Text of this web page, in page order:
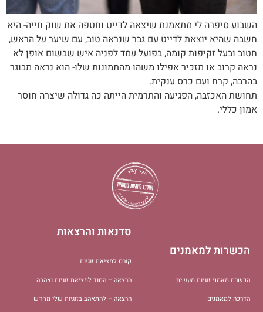
השבוע סיפרה לי מתאמנת שיצאה לדייט וחטפה את שוק חייה- היא
חשבה שהיא יוצאת לדייט עם גבר שנראה טוב, עם שיער על הראש,
חטוב ובעל זקיפות קומה, בפועל עמד לפניה איש שבשום אופן לא
נראה קרוב או מזכיר אפילו משהו מהתמונות שלו- הוא נראה מבוגר
בהרבה, קרח ועם כרס ענקית.
תחושת האכזבה, הפגיעה והתרמית הייתה כה גדולה שיצרה חוסר
אמון כללי.
הכשרות למאמנים
הכשרת מאמני זוגיות מעשית
הדרכה למאמנים
סדנאות והרצאות
קורס למציאת זוגיות
הרצאה – הסוד למציאת זוגיות ואהבה
הרצאה – להתאהב בזוגיות שלי מחדש